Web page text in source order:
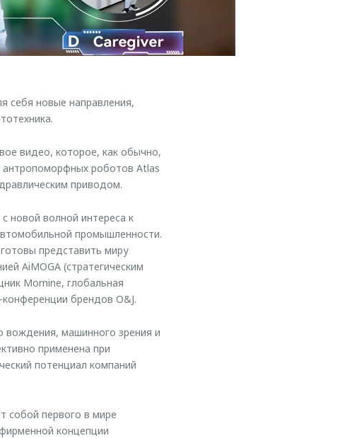
себя новые направления,
видео, которое, как обычно,
роботов Atlas
приводом.
новой волной интереса к
промышленности.
представить миру
AiMOGA (стратегическим
Mornine, глобальная
конференции брендов O&J.
вождения, машинного зрения и
применена при
потенциал компаний
собой первого в мире
концепции